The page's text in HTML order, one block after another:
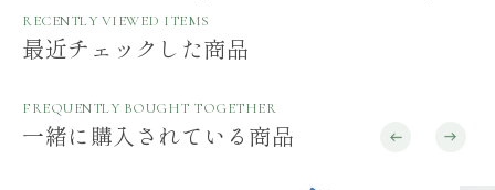
RECENTLY VIEWED ITEMS
最近チェックした商品
FREQUENTLY BOUGHT TOGETHER
一緒に購入されている商品